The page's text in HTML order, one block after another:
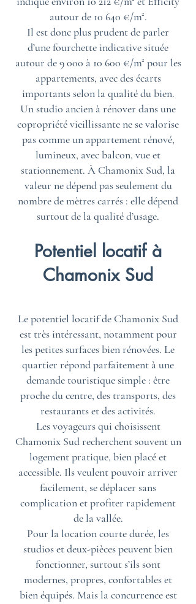
autour de 10 640 €/m².
Il est donc plus prudent de parler
d’une fourchette indicative située
autour de 9 000 à 10 600 €/m² pour les
appartements, avec des écarts
importants selon la qualité du bien.
Un studio ancien à rénover dans une
copropriété vieillissante ne se valorise
pas comme un appartement rénové,
lumineux, avec balcon, vue et
stationnement. À Chamonix Sud, la
valeur ne dépend pas seulement du
nombre de mètres carrés : elle dépend
surtout de la qualité d’usage.
Potentiel locatif à
Chamonix Sud
Le potentiel locatif de Chamonix Sud
est très intéressant, notamment pour
les petites surfaces bien rénovées. Le
quartier répond parfaitement à une
demande touristique simple : être
proche du centre, des transports, des
restaurants et des activités.
Les voyageurs qui choisissent
Chamonix Sud recherchent souvent un
logement pratique, bien placé et
accessible. Ils veulent pouvoir arriver
facilement, se déplacer sans
complication et profiter rapidement
de la vallée.
Pour la location courte durée, les
studios et deux-pièces peuvent bien
fonctionner, surtout s’ils sont
modernes, propres, confortables et
bien équipés. Mais la concurrence est